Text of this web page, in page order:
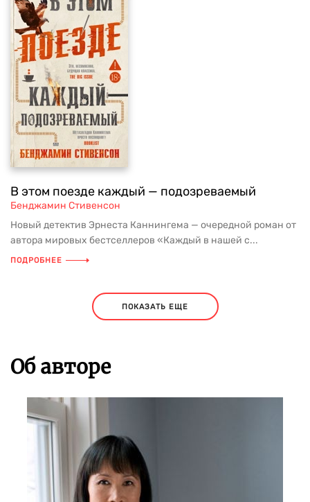
В этом поезде каждый — подозреваемый
Бенджамин Стивенсон
Новый детектив Эрнеста Каннингема — очередной роман от
автора мировых бестселлеров «Каждый в нашей с...
ПОДРОБНЕЕ
ПОКАЗАТЬ ЕЩЕ
Об авторе